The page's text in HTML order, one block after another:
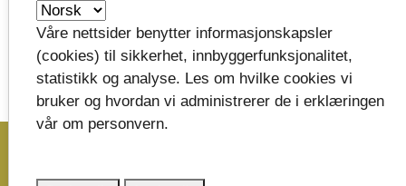
Publisert:
06.06.2025
Oppdatert:
06.06.2025 kl.14:03
Våre nettsider benytter informasjonskapsler
(cookies) til sikkerhet, innbyggerfunksjonalitet,
statistikk og analyse. Les om hvilke cookies vi
bruker og hvordan vi administrerer de i erklæringen
vår om personvern.